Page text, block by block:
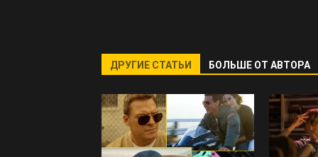
ДРУГИЕ СТАТЬИ БОЛЬШЕ ОТ АВТОРА